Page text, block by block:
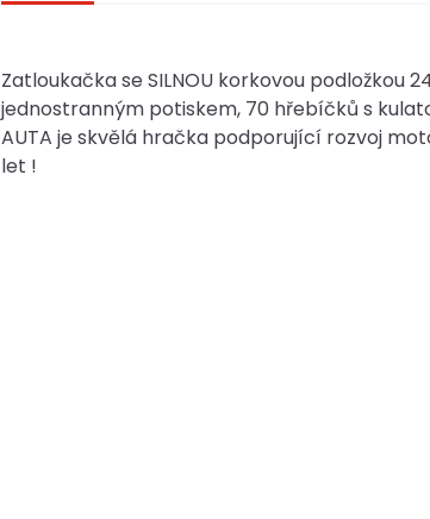
Zatloukačka se SILNOU korkovou podložkou
jednostranným potiskem, 70 hřebíčků s
AUTA je skvělá hračka podporující rozvoj
let !